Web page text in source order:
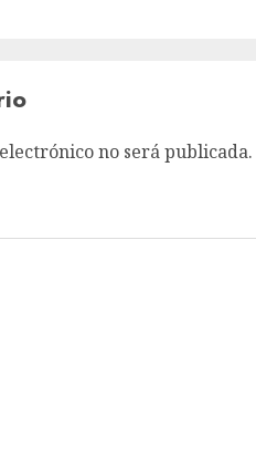
no será publicada.